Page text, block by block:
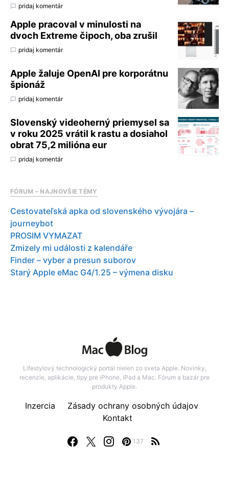
pridaj komentár
Apple pracoval v minulosti na
dvoch Extreme čipoch, oba zrušil
pridaj komentár
Apple žaluje OpenAI pre korporátnu
špionáž
pridaj komentár
Slovenský videoherný priemysel sa
v roku 2025 vrátil k rastu a dosiahol
obrat 75,2 milióna eur
pridaj komentár
FÓRUM – NAJNOVŠIE TÉMY
Cestovateľská apka od slovenského vývojára –
journeybot
PROSIM VYMAZAT
Zmizely mi události z kalendáře
Finder – vyber a presun suborov
Starý Apple eMac G4/1.25 – výmena disku
Lifestylový technologický portál nielen zo sveta Apple. Novinky,
recenzie, aplikácie, tipy pre iPhone, iPad a Mac. Fórum a bazár pre
produkty Apple.
137
Inzercia
Zásady ochrany osobných údajov
Kontakt